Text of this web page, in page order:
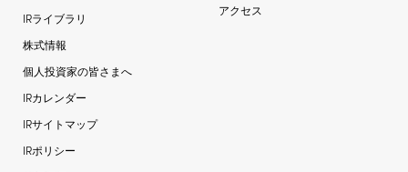
アクセス
IRライブラリ
株式情報
個人投資家の皆さまへ
IRカレンダー
IRサイトマップ
IRポリシー